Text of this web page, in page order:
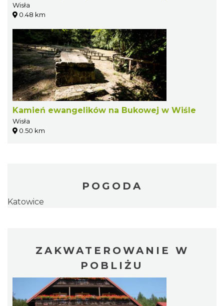
Wisła
0.48 km
Kamień ewangelików na Bukowej w Wiśle
Wisła
0.50 km
POGODA
Katowice
ZAKWATEROWANIE W
POBLIŻU